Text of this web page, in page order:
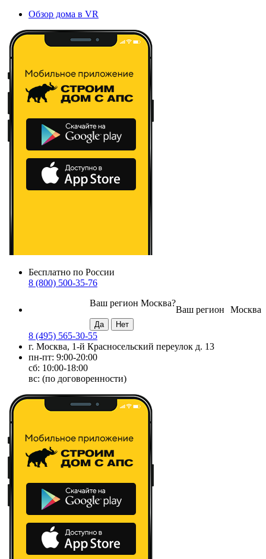
Обзор дома в VR
Бесплатно по России
8 (800) 500-35-76
Москва
Ваш регион
Ваш регион Москва?
8 (495) 565-30-55
г. Москва, 1-й Красносельский переулок д. 13
пн-пт: 9:00-20:00
сб: 10:00-18:00
вс: (по договоренности)